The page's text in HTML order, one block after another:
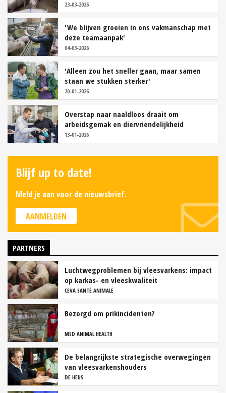
23-03-2026
'We blijven groeien in ons vakmanschap met
deze teamaanpak'
04-03-2026
'Alleen zou het sneller gaan, maar samen
staan we stukken sterker'
20-01-2026
Overstap naar naaldloos draait om
arbeidsgemak en diervriendelijkheid
13-01-2026
Blijf up to date!
Meld je aan voor de nieuwsbrief.
AANMELDEN
PARTNERS
Luchtwegproblemen bij vleesvarkens: impact
op karkas- en vleeskwaliteit
CEVA SANTÉ ANIMALE
Bezorgd om prikincidenten?
MSD ANIMAL HEALTH
De belangrijkste strategische overwegingen
van vleesvarkenshouders
DE HEUS